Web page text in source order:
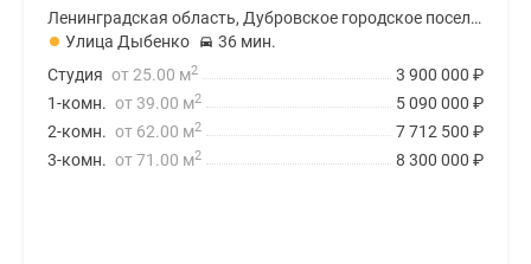
Ленинградская область, Дубровское городское поселение
Улица Дыбенко
36 мин.
3 900 000 ₽
Студия от 25.00 м2
5 090 000 ₽
1-комн. от 39.00 м2
7 712 500 ₽
2-комн. от 62.00 м2
8 300 000 ₽
3-комн. от 71.00 м2